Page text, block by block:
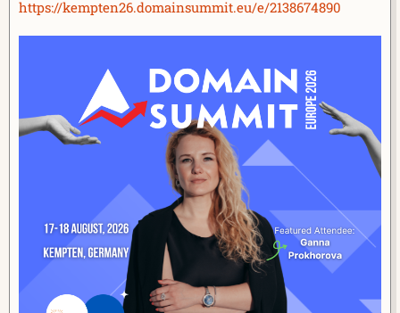
https://kempten26.domainsummit.eu/e/2138674890